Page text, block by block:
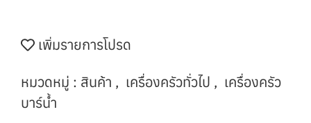
เพิ่มรายการโปรด
หมวดหมู่ : สินค้า , เครื่องครัวทั่วไป , เครื่องครัว
บาร์น้ำ